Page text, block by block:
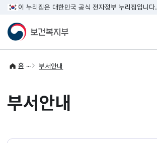
이 누리집은 대한민국 공식 전자정부 누리집입니다.
홈 부서안내
부서안내